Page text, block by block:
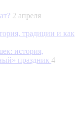
2 апреля
история,
праздник 4